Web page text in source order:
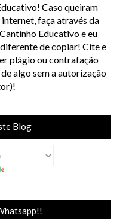
Caso queiram
faça através da
Educativo e eu
de copiar! Cite e
plágio ou contrafação
algo sem a autorização
Blog